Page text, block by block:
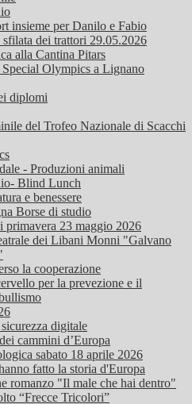
insieme per Danilo e Fabio
dei trattori 29.05.2026
alla Cantina Pitars
Special Olympics a Lignano
diplomi
del Trofeo Nazionale di Scacchi
- Produzioni animali
Blind Lunch
e benessere
Borse di studio
primavera 23 maggio 2026
dei Libani Monni "Galvano
la cooperazione
per la prevezione e il
digitale
cammini d’Europa
sabato 18 aprile 2026
fatto la storia d'Europa
romanzo "Il male che hai dentro"
“Frecce Tricolori”